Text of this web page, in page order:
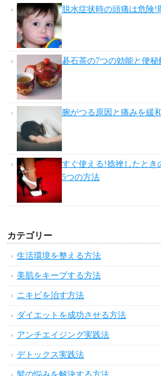
読んでおきたい人気記事
脱水症状時の頭痛は危険!
碁石茶の7つの効能と便